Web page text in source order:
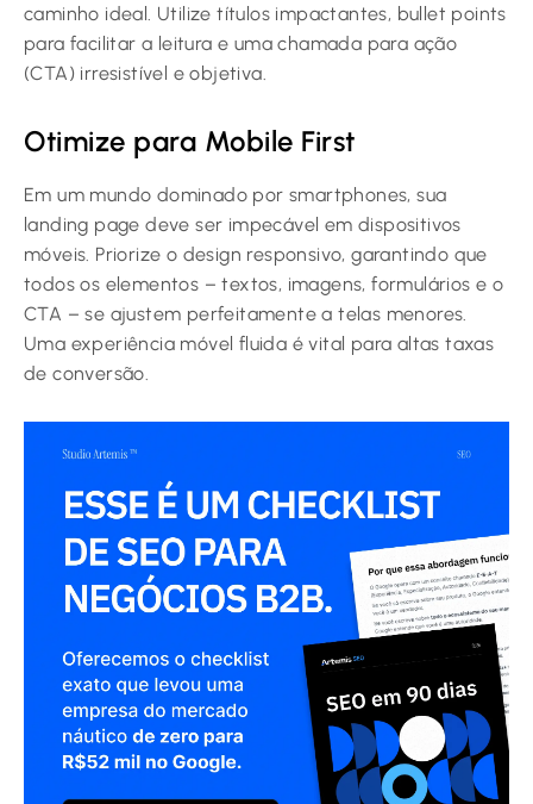
caminho ideal. Utilize títulos impactantes, bullet points
para facilitar a leitura e uma chamada para ação
(CTA) irresistível e objetiva.
Otimize para Mobile First
Em um mundo dominado por smartphones, sua
landing page deve ser impecável em dispositivos
móveis. Priorize o design responsivo, garantindo que
todos os elementos – textos, imagens, formulários e o
CTA – se ajustem perfeitamente a telas menores.
Uma experiência móvel fluida é vital para altas taxas
de conversão.